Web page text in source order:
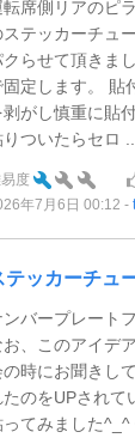
転席側リアのピ
ステッカーチュ
クらせて頂きま
固定します。 貼
剥がし慎重に貼
ついたらセロ ...
度
年7月6日 00:12
テッカーチュ
ンバープレート
お、このアイデ
の時にお聞きし
たのをUPされて
ってみました^_^